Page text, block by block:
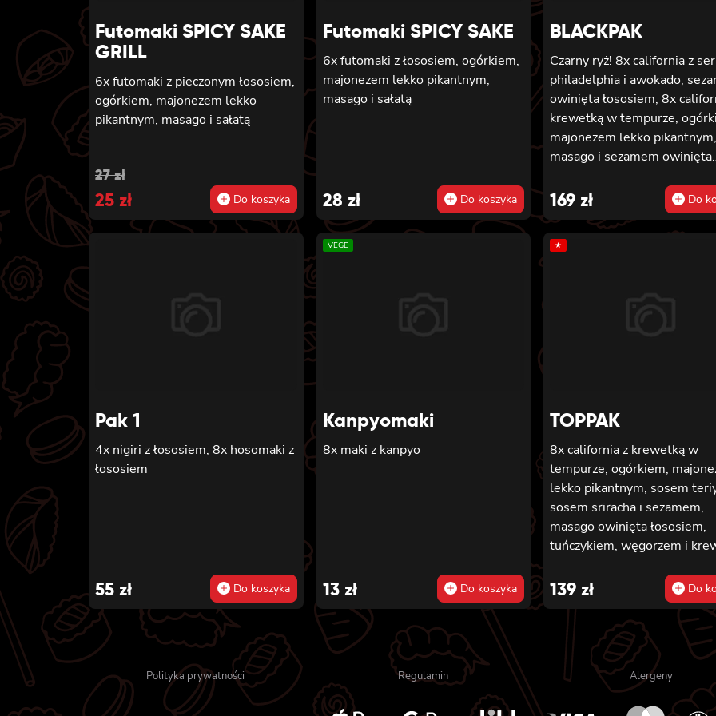
Futomaki SPICY SAKE
GRILL
6x futomaki z pieczonym łososiem,
ogórkiem, majonezem lekko
pikantnym, masago i sałatą
27zł
Original
price
was:
25 zł
Current
price
is:
Do koszyka
Futomaki SPICY SAKE
6x futomaki z łososiem, ogórkiem,
majonezem lekko pikantnym,
masago i sałatą
28 zł Do koszyka
BLACKPAK
Czarny ryż! 8x california z
philadelphia i awokado,
owinięta łososiem, 8x
krewetką w tempurze,
majonezem lekko pikantnym,
masago i sezamem owinięta
pieczonym, serkiem
sosem teriyaki, sezamem,
awokado, ogórkiem i kanpyo
california z łososiem i
169 zł Do
Pak 1
4x nigiri z łososiem, 8x hosomaki z
łososiem
55 zł Do koszyka
VEGE
Kanpyomaki
8x maki z kanpyo
13 zł Do koszyka
★
TOPPAK
8x california z krewetką w
tempurze, ogórkiem,
lekko pikantnym, sosem
sosem sriracha i sezamem,
masago owinięta łososiem,
tuńczykiem, węgorzem i
tempurze, majonezem lekko
pikantnym, ogórkiem,
masago, 6x futomaki z
majonezem lekko pikantnym,
awokado, ogórkiem i sałatą,
futomaki z surimi,
lekko pikantnym, kanpyo i
139 zł Do
Polityka prywatności Regulamin Alergeny